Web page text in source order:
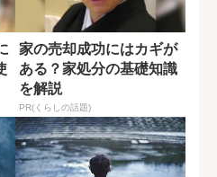
家の売却成功にはカギが
ある？家処分の基礎知識
を解説
PR(くらしの話題)